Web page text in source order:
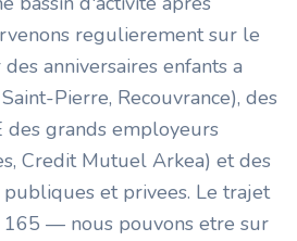
regulierement sur le
anniversaires enfants a
Pierre, Recouvrance), des
des grands employeurs
Credit Mutuel Arkea) et des
et privees. Le trajet
— nous pouvons etre sur